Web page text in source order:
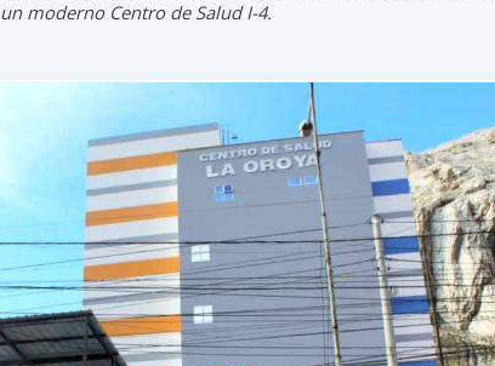
moderno Centro de Salud I-4.